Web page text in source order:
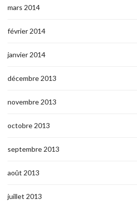
mars 2014
février 2014
janvier 2014
décembre 2013
novembre 2013
octobre 2013
septembre 2013
août 2013
juillet 2013